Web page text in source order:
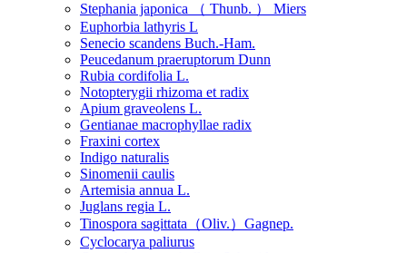
Stephania japonica （ Thunb. ） Miers
Euphorbia lathyris L
Senecio scandens Buch.-Ham.
Peucedanum praeruptorum Dunn
Rubia cordifolia L.
Notopterygii rhizoma et radix
Apium graveolens L.
Gentianae macrophyllae radix
Fraxini cortex
Indigo naturalis
Sinomenii caulis
Artemisia annua L.
Juglans regia L.
Tinospora sagittata（Oliv.）Gagnep.
Cyclocarya paliurus